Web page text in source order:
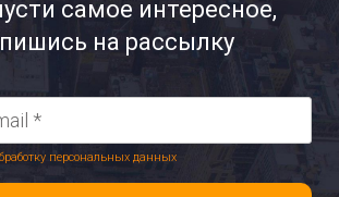
самое интересное,
на рассылку
персональных данных